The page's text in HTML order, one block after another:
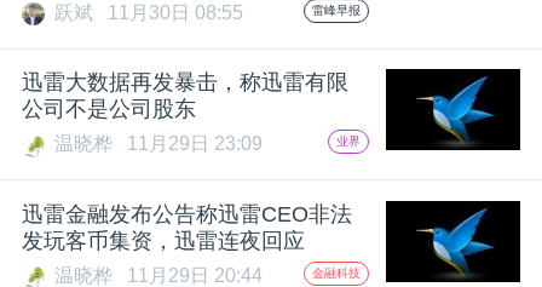
爱
机
跃斌 11月30日 08:55 雷峰早报
迅雷大数据再发暴击，称迅雷有限
公司不是公司股东
温晓桦 11月29日 23:09 业界
迅雷金融发布公告称迅雷CEO非法
发玩客币集资，迅雷连夜回应
温晓桦 11月29日 20:44 金融科技